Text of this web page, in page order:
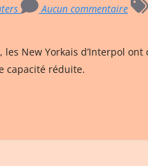
Aucun commentaire
les New Yorkais d’Interpol ont
capacité réduite.